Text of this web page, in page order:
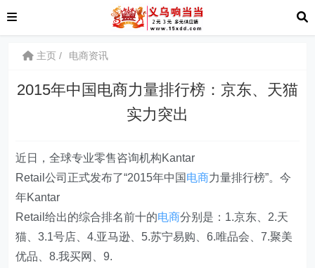
主页 电商资讯
2015年中国电商力量排行榜：京东、天猫
实力突出
近日，全球专业零售咨询机构Kantar
Retail公司正式发布了“2015年中国 电商力量排行榜”。今
年Kantar
Retail给出的综合排名前十的电商分别是：1.京东、2.天
猫、3.1号店、4.亚马逊、5.苏宁易购、6.唯品会、7.聚美
优品、8.我买网、9.